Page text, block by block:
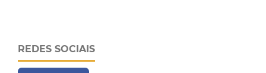
REDES SOCIAIS